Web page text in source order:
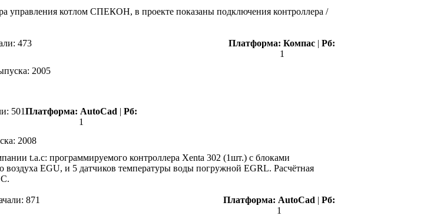
управления котлом СПЕКОН, в проекте показаны подключения контроллера /
473 Платформа: Компас | Рб:
1
2005
501Платформа: AutoCad | Рб:
1
2008
t.a.c: программируемого контроллера Xenta 302 (1шт.) с блоками
EGU, и 5 датчиков температуры воды погружной EGRL. Расчётная
С.
871 Платформа: AutoCad | Рб:
1